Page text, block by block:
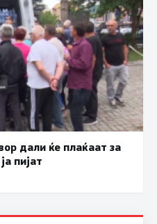
дали ќе плаќаат за
пијат